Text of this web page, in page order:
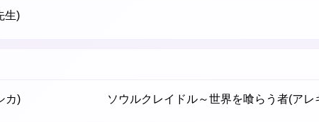
生)
カ) ソウルクレイドル～世界を喰らう者(アレ